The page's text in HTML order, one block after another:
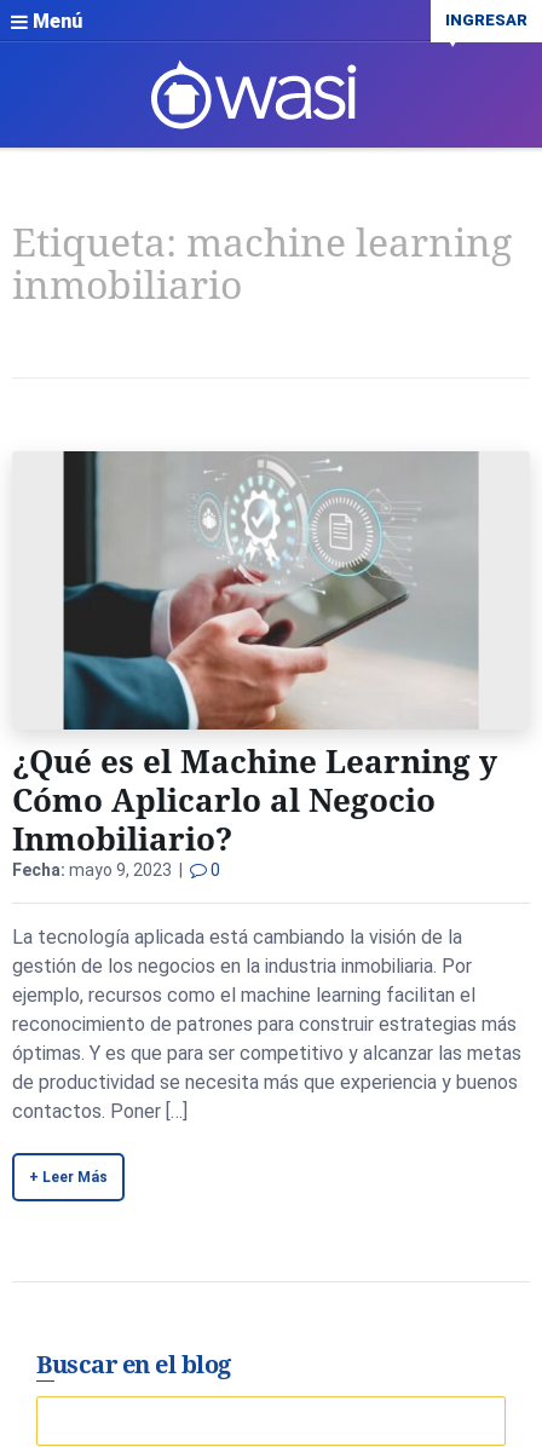
Menú INGRESAR
Etiqueta: machine learning
inmobiliario
¿Qué es el Machine Learning y
Cómo Aplicarlo al Negocio
Inmobiliario?
Fecha: mayo 9, 2023 | 0
La tecnología aplicada está cambiando la visión de la
gestión de los negocios en la industria inmobiliaria. Por
ejemplo, recursos como el machine learning facilitan el
reconocimiento de patrones para construir estrategias más
óptimas. Y es que para ser competitivo y alcanzar las metas
de productividad se necesita más que experiencia y buenos
contactos. Poner […]
+ Leer Más
Buscar en el blog